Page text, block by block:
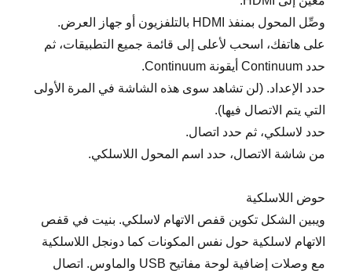
وصِّل المحول بمنفذ HDMI بالتلفزيون أو جهاز العرض.
على هاتفك، اسحب لأعلى إلى قائمة جميع التطبيقات، ثم
حدد Continuum أيقونة Continuum.
حدد الإعداد. (لن تشاهد سوى هذه الشاشة في المرة الأولى
التي يتم الاتصال فيها).
حدد لاسلكي، ثم حدد اتصال.
من شاشة الاتصال، حدد اسم المحول اللاسلكي.
حوض اللاسلكية
ويبين الشكل تكوين قفص الاتهام لاسلكي. بنيت في قفص
الاتهام لاسلكية حول نفس المكونات كما دونجل اللاسلكية
مع وصلات إضافية لوحة مفاتيح USB والماوس. اتصال